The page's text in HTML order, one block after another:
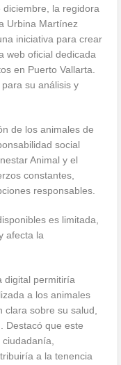
diciembre, la regidora
Urbina Martínez
iniciativa para crear
web oficial dedicada
en Puerto Vallarta.
su análisis y
de los animales de
social
Animal y el
constantes,
responsables.
es limitada,
afecta la
digital permitiría
a los animales
clara sobre su salud,
Destacó que este
a la tenencia